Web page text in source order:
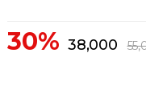
30% 38,000